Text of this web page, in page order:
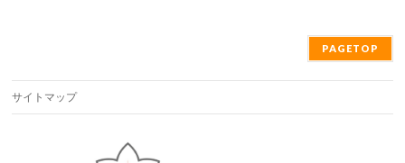
PAGETOP
サイトマップ